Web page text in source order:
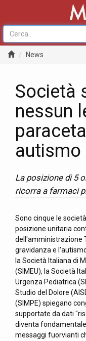
News
Società
nessun
autismo
La posizione di 5
ricorra a farmaci
Sono cinque le
posizione unitaria
dell'amministrazione
gravidanza e
la Società Italiana di
(SIMEU), la Società
Urgenza Pediatrica
Studio del Dolore
(SIMPE) spiegano
supportate da dati
diventa
messaggi fuorvianti